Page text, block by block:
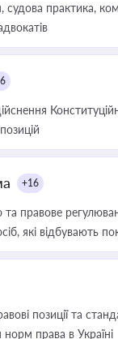
практика,
+16
правове
які відбувають
позиції та
права в Україні